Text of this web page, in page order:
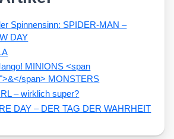
Spinnensinn: SPIDER-MAN –
DAY
MINIONS <span
span> MONSTERS
– wirklich super?
DAY – DER TAG DER WAHRHEIT